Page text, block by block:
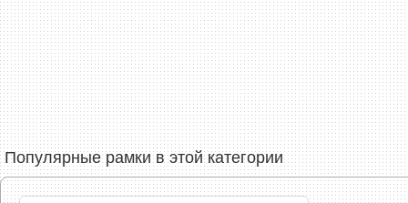
Популярные рамки в этой категории